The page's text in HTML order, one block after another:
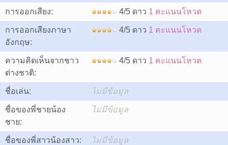
การออกเสียง: 4/5 ดาว 1 คะแนนโหวต
การออกเสียงภาษา
อังกฤษ:
4/5 ดาว 1 คะแนนโหวต
ความคิดเห็นจากชาว
ต่างชาติ:
4/5 ดาว 1 คะแนนโหวต
ชื่อเล่น: ไม่มีข้อมูล
ชื่อของพี่ชายน้อง
ชาย:
ไม่มีข้อมูล
ชื่อของพี่สาวน้องสาว: ไม่มีข้อมูล